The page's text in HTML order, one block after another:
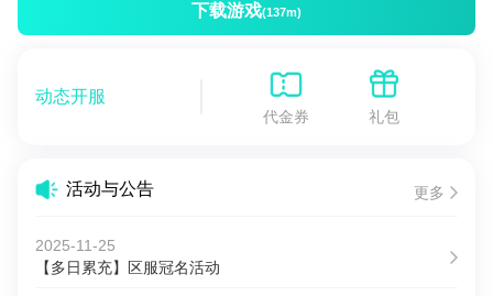
下载游戏(137m)
动态开服
代金券 礼包
活动与公告 更多
2025-11-25
【多日累充】区服冠名活动